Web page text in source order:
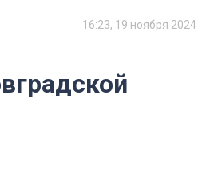
16:23, 19 ноября 2024